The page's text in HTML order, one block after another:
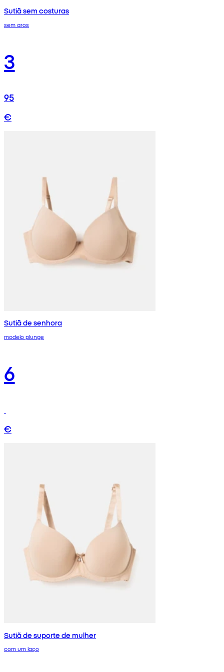
Sutiã sem costuras
sem aros
3
95
€
Sutiã de senhora
modelo plunge
6
€
Sutiã de suporte de mulher
com um laço